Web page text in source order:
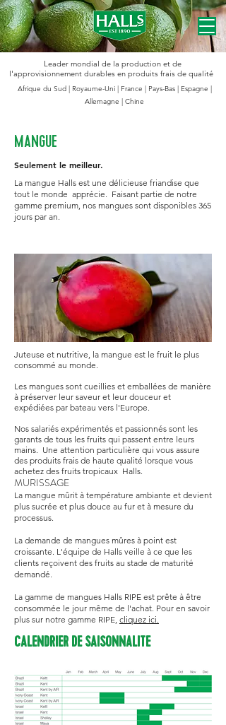
Leader mondial de la production et de
l'approvisionnement durables en produits frais de qualité
Afrique du Sud | Royaume-Uni | France | Pays-Bas | Espagne |
Allemagne | Chine
MANGUE
Seulement le meilleur.
La mangue Halls est une délicieuse friandise que
tout le monde apprécie. Faisant partie de notre
gamme premium, nos mangues sont disponibles 365
jours par an.
Juteuse et nutritive, la mangue est le fruit le plus
consommé au monde.
Les mangues sont cueillies et emballées de manière
à préserver leur saveur et leur douceur et
expédiées par bateau vers l'Europe.
Nos salariés expérimentés et passionnés sont les
garants de tous les fruits qui passent entre leurs
mains. Une attention particulière qui vous assure
des produits frais de haute qualité lorsque vous
achetez des fruits tropicaux Halls.
MURISSAGE
La mangue mûrit à température ambiante et devient
plus sucrée et plus douce au fur et à mesure du
processus.
La demande de mangues mûres à point est
croissante. L'équipe de Halls veille à ce que les
clients reçoivent des fruits au stade de maturité
demandé.
La gamme de mangues Halls RIPE est prête à être
consommée le jour même de l'achat. Pour en savoir
plus sur notre gamme RIPE, cliquez ici.
CALENDRIER DE SAISONNALITE